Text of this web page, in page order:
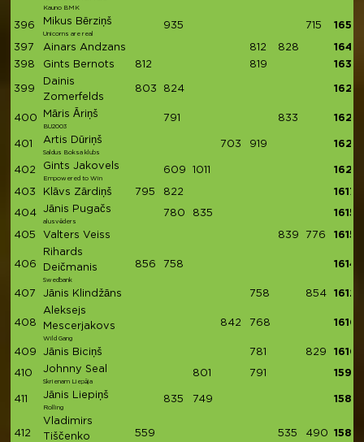
Kauno BMK
396 Mikus Bērziņš
Unicorns are real
935 715 1650
397 Ainars Andzans 812 828
1640
398
Gints Bernots 812 819 1631
399
Dainis
Zomerfelds
803 824 1627
400 Māris Āriņš
BU2003
791 833 1624
401 Artis Dūriņš
Saldus Boksa klubs
703 919 1622
402 Gints Jakovels
Empowered to Win
609 1011 1620
403 Klāvs Zārdiņš 795 822 1617
404 Jānis Pugačs
alusvēders
780 835 1615
405 Valters Veiss 839 776 1615
406
Rihards
Deičmanis
Swedbank
856 758 1614
407 Jānis Klindžāns 758 854 1612
408
Aleksejs
Mescerjakovs
Wild Gang
842 768 1610
409 Jānis Biciņš 781 829 1610
410 Johnny Seal
Skrienam Liepāja
801 791 1592
411 Jānis Liepiņš
Rolling
835 749 1584
412
Vladimirs
Tiščenko
559 535 490 1584